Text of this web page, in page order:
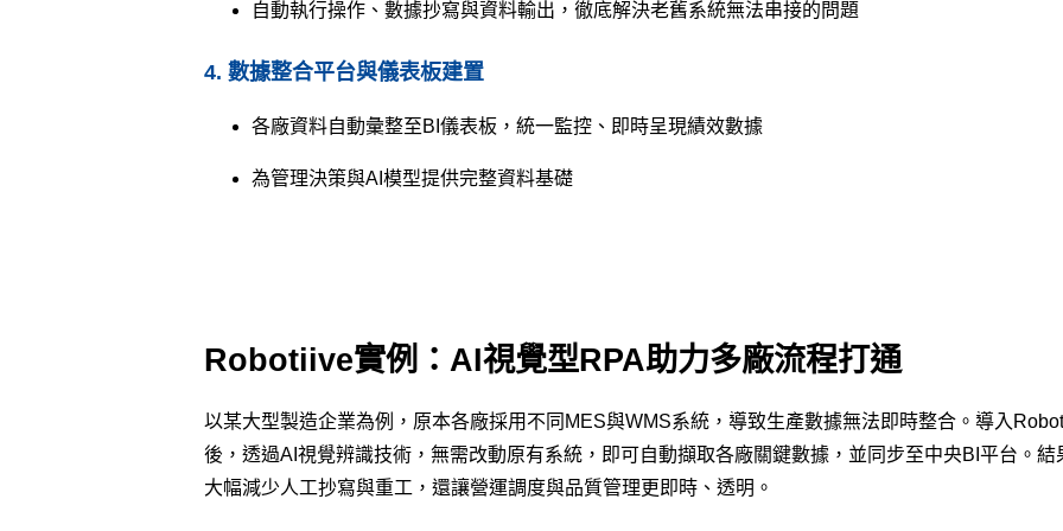
自動執行操作、數據抄寫與資料輸出，徹底解決老舊系統無法串接的問題
4. 數據整合平台與儀表板建置
各廠資料自動彙整至BI儀表板，統一監控、即時呈現績效數據
為管理決策與AI模型提供完整資料基礎
Robotiive實例：AI視覺型RPA助力多廠流程打通
以某大型製造企業為例，原本各廠採用不同MES與WMS系統，導致生產數據無法即時整合。導入
後，透過AI視覺辨識技術，無需改動原有系統，即可自動擷取各廠關鍵數據，並同步至中央BI平台。結
大幅減少人工抄寫與重工，還讓營運調度與品質管理更即時、透明。